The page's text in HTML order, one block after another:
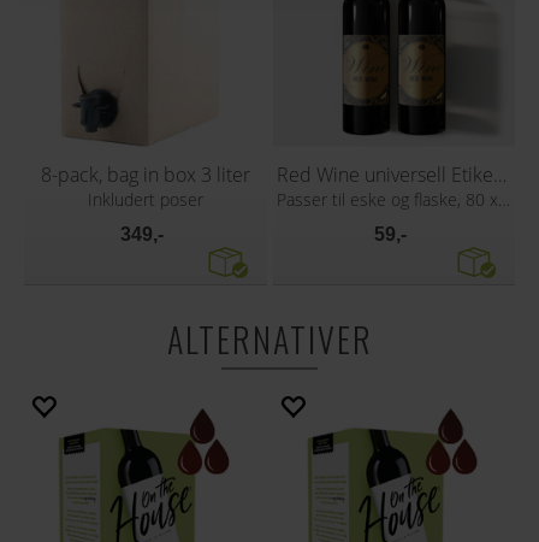
8-pack, bag in box 3 liter
Inkludert poser
349,-
Red Wine universell Etikett 30 stk
59,-
ALTERNATIVER